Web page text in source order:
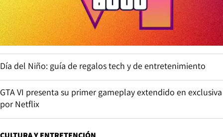
Día del Niño: guía de regalos tech y de entretenimiento
GTA VI presenta su primer gameplay extendido en exclusiva
por Netflix